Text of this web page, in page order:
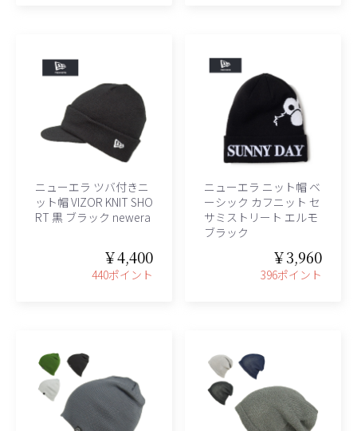
ニューエラ ツバ付きニ
ット帽 VIZOR KNIT SHO
RT 黒 ブラック newera
￥4,400
440ポイント
ニューエラ ニット帽 ベ
ーシック カフニット セ
サミストリート エルモ
ブラック
￥3,960
396ポイント